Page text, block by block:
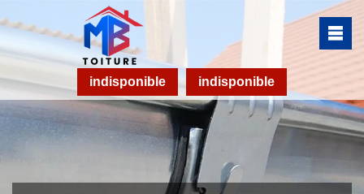
indisponible indisponible